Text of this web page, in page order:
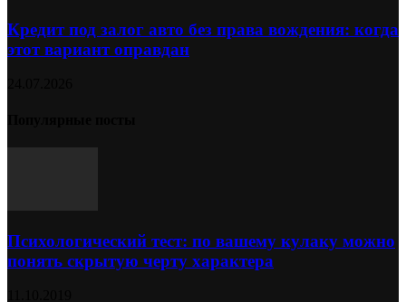
Кредит под залог авто без права вождения: когда
этот вариант оправдан
Психологический тест: по вашему кулаку можно
понять скрытую черту характера